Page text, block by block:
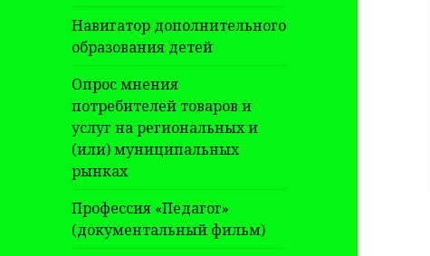
Навигатор дополнительного
образования детей
Опрос мнения
потребителей товаров и
услуг на региональных и
(или) муниципальных
рынках
Профессия «Педагог»
(документальный фильм)